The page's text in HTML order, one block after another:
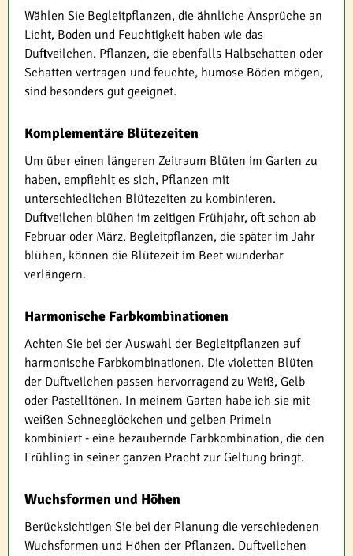
Wählen Sie Begleitpflanzen, die ähnliche Ansprüche an
Licht, Boden und Feuchtigkeit haben wie das
Duftveilchen. Pflanzen, die ebenfalls Halbschatten oder
Schatten vertragen und feuchte, humose Böden mögen,
sind besonders gut geeignet.
Komplementäre Blütezeiten
Um über einen längeren Zeitraum Blüten im Garten zu
haben, empfiehlt es sich, Pflanzen mit
unterschiedlichen Blütezeiten zu kombinieren.
Duftveilchen blühen im zeitigen Frühjahr, oft schon ab
Februar oder März. Begleitpflanzen, die später im Jahr
blühen, können die Blütezeit im Beet wunderbar
verlängern.
Harmonische Farbkombinationen
Achten Sie bei der Auswahl der Begleitpflanzen auf
harmonische Farbkombinationen. Die violetten Blüten
der Duftveilchen passen hervorragend zu Weiß, Gelb
oder Pastelltönen. In meinem Garten habe ich sie mit
weißen Schneeglöckchen und gelben Primeln
kombiniert - eine bezaubernde Farbkombination, die den
Frühling in seiner ganzen Pracht zur Geltung bringt.
Wuchsformen und Höhen
Berücksichtigen Sie bei der Planung die verschiedenen
Wuchsformen und Höhen der Pflanzen. Duftveilchen